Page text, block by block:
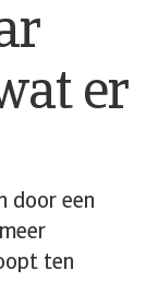
er
door een
ten